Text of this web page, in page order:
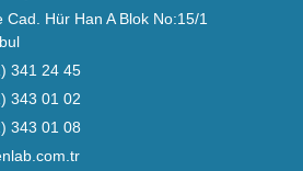
Cad. Hür Han A Blok No:15/1
341 24 45
343 01 02
343 01 08